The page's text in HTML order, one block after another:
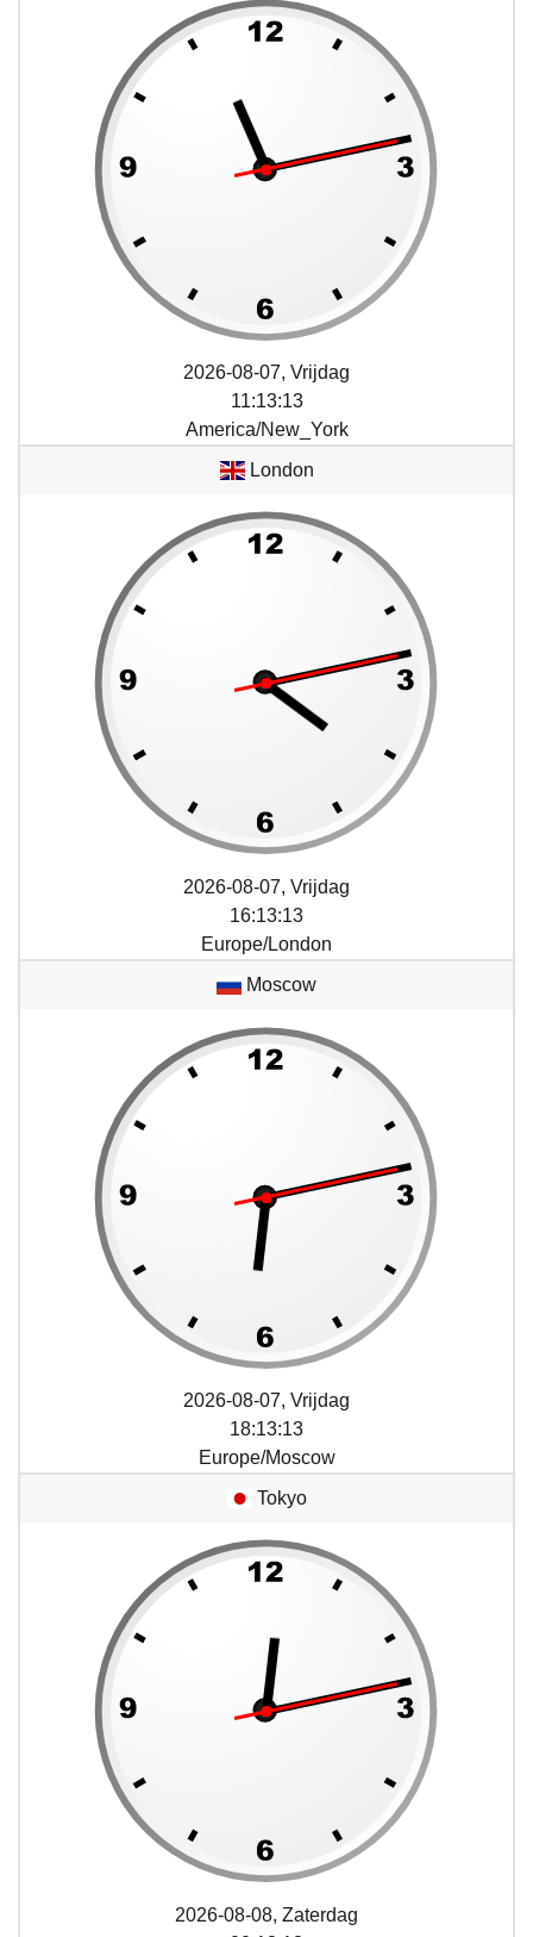
2026-08-07, Vrijdag
11:13:13
America/New_York
London
2026-08-07, Vrijdag
16:13:13
Europe/London
Moscow
2026-08-07, Vrijdag
18:13:13
Europe/Moscow
Tokyo
2026-08-08, Zaterdag